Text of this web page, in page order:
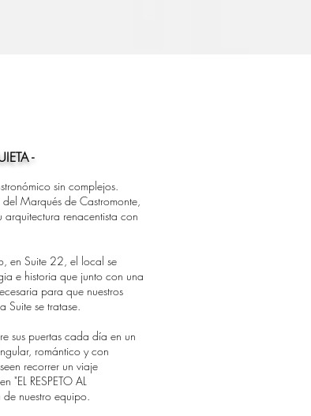
-
sin complejos.
Marqués de Castromonte,
renacentista con
en Suite 22, el local se
e historia que junto con una
para que nuestros
Suite se tratase.
sus puertas cada día en un
romántico y con
recorrer un viaje
"EL RESPETO AL
nuestro equipo.